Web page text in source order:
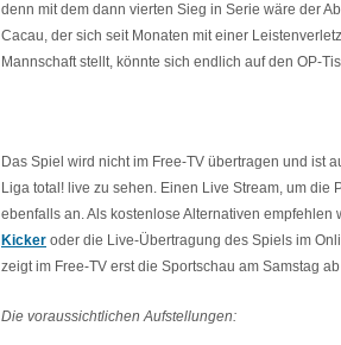
denn mit dem dann vierten Sieg in Serie wäre der
Cacau, der sich seit Monaten mit einer
Mannschaft stellt, könnte sich endlich auf den OP-
Das Spiel wird nicht im Free-TV übertragen und ist
Liga total! live zu sehen. Einen Live Stream, um die
ebenfalls an. Als kostenlose Alternativen
Kicker oder die Live-Übertragung des Spiels im
zeigt im Free-TV erst die Sportschau am Samstag
Die voraussichtlichen Aufstellungen: